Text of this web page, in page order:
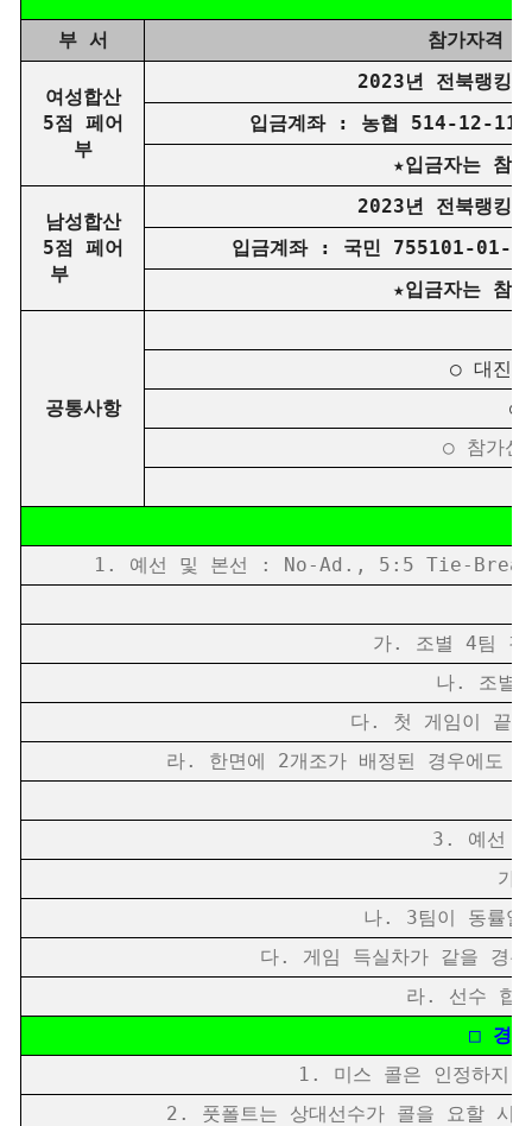
부 서
참가자격
여성합산
5점 페어
부
2023년 전북랭킹
입금계좌 : 농협 514-12-
★입금자는 참
남성합산
5점 페어
부
2023년 전북랭킹
입금계좌 : 국민 755101-01-
★입금자는 참
공통사항
○ 대진
○
○ 참가신
1. 예선 및 본선 : No-Ad., 5:5 Tie-Break
가. 조별 4팀
나. 조별 3
다. 첫 게임이 끝날
라. 한면에 2개조가 배정된 경우에도
3. 예선 개
가. 2
나. 3팀이 동률일
다. 게임 득실차가 같을 경우
라. 선수 합산
□ 경기
1. 미스 콜은 인정하지
2. 풋폴트는 상대선수가 콜을 요할 시